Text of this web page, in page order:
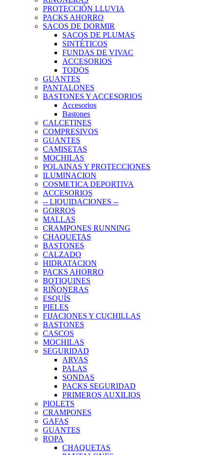
PROTECCIÓN LLUVIA
PACKS AHORRO
SACOS DE DORMIR
SACOS DE PLUMAS
SINTÉTICOS
FUNDAS DE VIVAC
ACCESORIOS
TODOS
GUANTES
PANTALONES
BASTONES Y ACCESORIOS
Accesorios
Bastones
CALCETINES
COMPRESIVOS
GUANTES
CAMISETAS
MOCHILAS
POLAINAS Y PROTECCIONES
ILUMINACION
COSMETICA DEPORTIVA
ACCESORIOS
-- LIQUIDACIONES --
GORROS
MALLAS
CRAMPONES RUNNING
CHAQUETAS
BASTONES
CALZADO
HIDRATACION
PACKS AHORRO
BOTIQUINES
RIÑONERAS
ESQUÍS
PIELES
FIJACIONES Y CUCHILLAS
BASTONES
CASCOS
MOCHILAS
SEGURIDAD
ARVAS
PALAS
SONDAS
PACKS SEGURIDAD
PRIMEROS AUXILIOS
PIOLETS
CRAMPONES
GAFAS
GUANTES
ROPA
CHAQUETAS